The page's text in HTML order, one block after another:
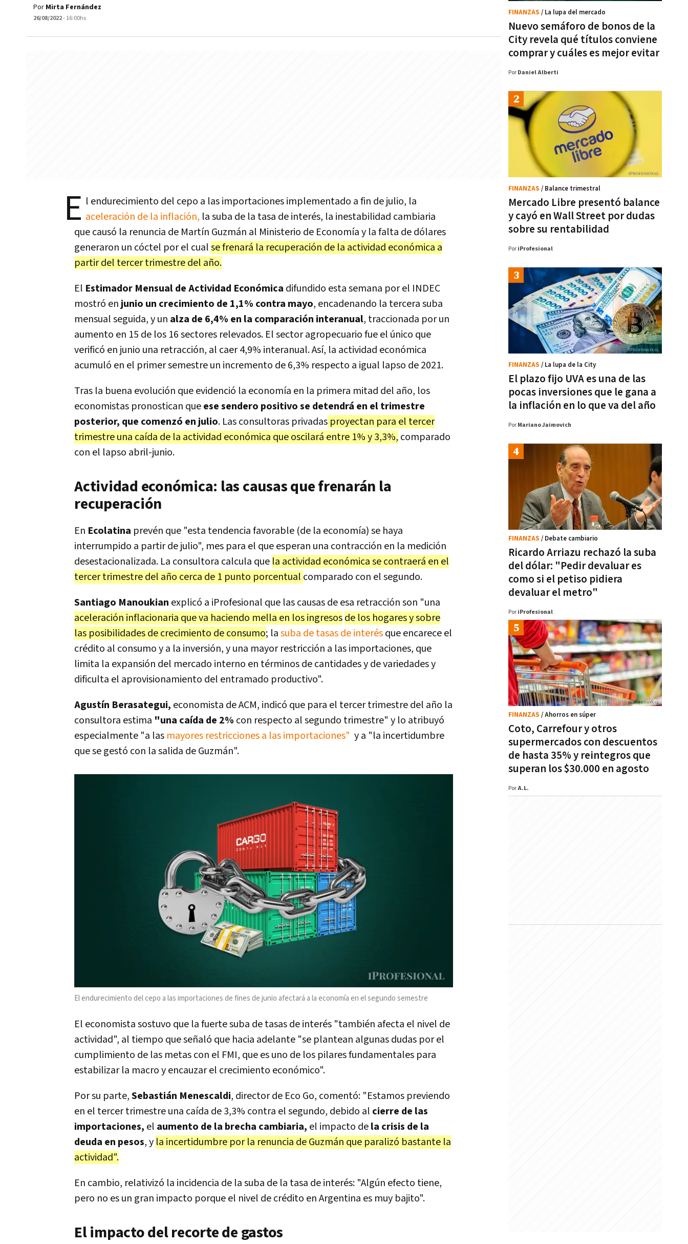
Por Mirta Fernández
26/08/2022- 16:00hs
E l endurecimiento del cepo a las importaciones implementado a fin de julio, la
aceleración de la inflación, la suba de la tasa de interés, la inestabilidad cambiaria
que causó la renuncia de Martín Guzmán al Ministerio de Economía y la falta de dólares
generaron un cóctel por el cualse frenará la recuperación de la actividad económica a
partir del tercer trimestre del año.
El Estimador Mensual de Actividad Económica difundido esta semana por el INDEC
mostró en junio un crecimiento de 1,1% contra mayo, encadenando la tercera suba
mensual seguida, y un alza de 6,4% en la comparación interanual, traccionada por un
aumento en 15 de los 16 sectores relevados. El sector agropecuario fue el único que
verificó en junio una retracción, al caer 4,9% interanual. Así, la actividad económica
acumuló en el primer semestre un incremento de 6,3% respecto a igual lapso de 2021.
Tras la buena evolución que evidenció la economía en la primera mitad del año, los
economistas pronostican queese sendero positivo se detendrá en el trimestre
posterior, que comenzó en julio. Las consultoras privadas proyectan para el tercer
trimestre una caída de la actividad económica que oscilará entre 1% y 3,3%, comparado
con el lapso abril-junio.
Actividad económica: las causas que frenarán la
recuperación
En Ecolatina prevén que "esta tendencia favorable (de la economía) se haya
interrumpido a partir de julio", mes para el que esperan una contracción en la medición
desestacionalizada. La consultora calcula que la actividad económica se contraerá en el
tercer trimestre del año cerca de 1 punto porcentual comparado con el segundo.
Santiago Manoukian explicó a iProfesional que las causas de esa retracción son "una
aceleración inflacionaria que va haciendo mella en los ingresosde los hogares y sobre
las posibilidades de crecimiento de consumo; lasuba de tasas de interésque encarece el
crédito al consumo y a la inversión, y una mayor restricción a las importaciones, que
limita la expansión del mercado interno en términos de cantidades y de variedades y
dificulta el aprovisionamiento del entramado productivo".
Agustín Berasategui, economista de ACM, indicó que para el tercer trimestre del año la
consultora estima "una caída de 2% con respecto al segundo trimestre" y lo atribuyó
especialmente "a las mayores restricciones a las importaciones" y a "la incertidumbre
que se gestó con la salida de Guzmán".
El endurecimiento del cepo a las importaciones de fines de junio afectará a la economía en el segundo semestre
El economista sostuvo que la fuerte suba de tasas de interés "también afecta el nivel de
actividad", al tiempo que señaló que hacia adelante "se plantean algunas dudas por el
cumplimiento de las metas con el FMI, que es uno de los pilares fundamentales para
estabilizar la macro y encauzar el crecimiento económico".
Por su parte,Sebastián Menescaldi, director de Eco Go, comentó: "Estamos previendo
en el tercer trimestre una caída de 3,3% contra el segundo, debido al cierre de las
importaciones, el aumento de la brecha cambiaria, el impacto dela crisis de la
deuda en pesos, y la incertidumbre por la renuncia de Guzmán que paralizó bastante la
actividad".
En cambio, relativizó la incidencia de la suba de la tasa de interés: "Algún efecto tiene,
pero no es un gran impacto porque el nivel de crédito en Argentina es muy bajito".
El impacto del recorte de gastos
Nuevo semáforo de bonos de la
City revela qué títulos conviene
comprar y cuáles es mejor evitar
FINANZAS / La lupa del mercado
Por Daniel Alberti
Mercado Libre presentó balance
y cayó en Wall Street por dudas
sobre su rentabilidad
FINANZAS / Balance trimestral
Por iProfesional
El plazo fijo UVA es una de las
pocas inversiones que le gana a
la inflación en lo que va del año
FINANZAS / La lupa de la City
Por Mariano Jaimovich
Ricardo Arriazu rechazó la suba
del dólar: "Pedir devaluar es
como si el petiso pidiera
devaluar el metro"
FINANZAS / Debate cambiario
Por iProfesional
Coto, Carrefour y otros
supermercados con descuentos
de hasta 35% y reintegros que
superan los $30.000 en agosto
FINANZAS / Ahorros en súper
PorA.L.